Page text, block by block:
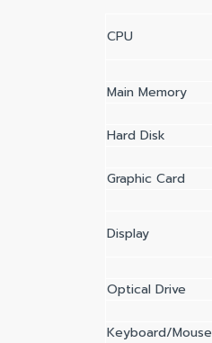
CPU
Main Memory
Hard Disk
Graphic Card
Display
Optical Drive
Keyboard/Mouse